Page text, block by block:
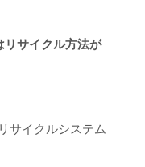
リサイクル方法が
サイクルシステム